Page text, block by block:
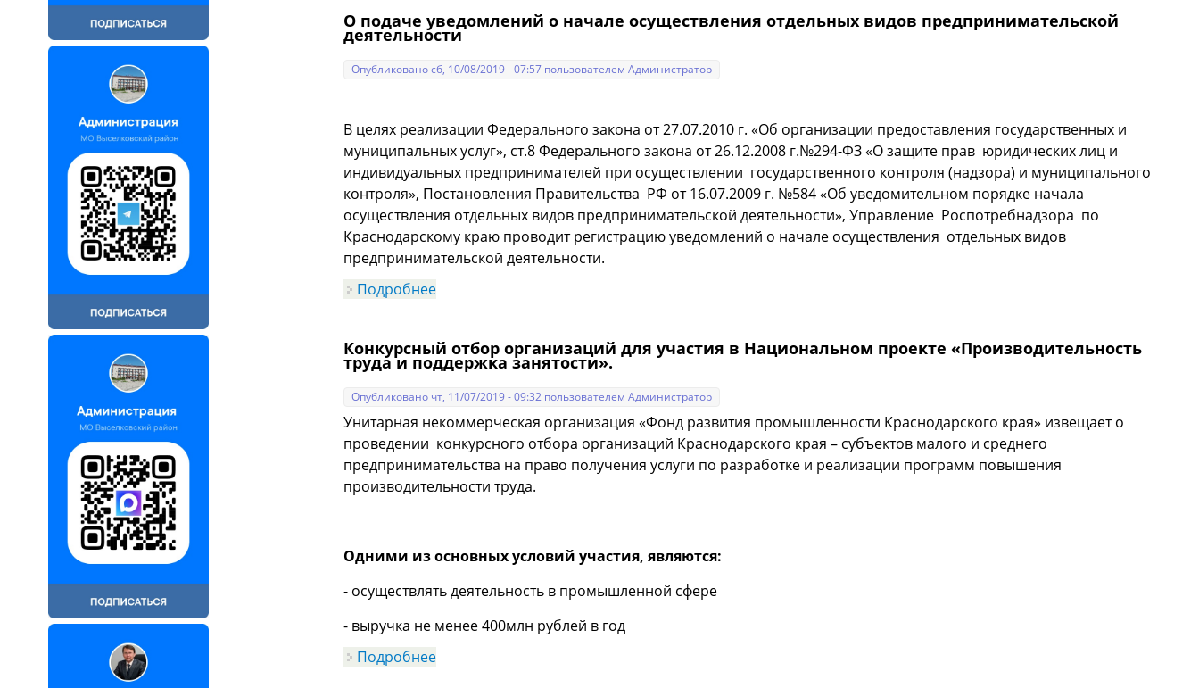
О подаче уведомлений о начале осуществления отдельных видов предпринимательской
деятельности
Опубликовано сб, 10/08/2019 - 07:57 пользователемАдминистратор
В целях реализации Федерального закона от 27.07.2010 г. «Об организации предоставления государственных и
муниципальных услуг», ст.8 Федерального закона от 26.12.2008 г.№294-ФЗ «О защите прав юридических лиц и
индивидуальных предпринимателей при осуществлении государственного контроля (надзора) и муниципального
контроля», Постановления Правительства РФ от 16.07.2009 г. №584 «Об уведомительном порядке начала
осуществления отдельных видов предпринимательской деятельности», Управление Роспотребнадзора по
Краснодарскому краю проводит регистрацию уведомлений о начале осуществления отдельных видов
предпринимательской деятельности.
Подробнее
Конкурсный отбор организаций для участия в Национальном проекте «Производительность
труда и поддержка занятости».
Опубликовано чт, 11/07/2019 - 09:32 пользователемАдминистратор
Унитарная некоммерческая организация «Фонд развития промышленности Краснодарского края» извещает о
проведении конкурсного отбора организаций Краснодарского края – субъектов малого и среднего
предпринимательства на право получения услуги по разработке и реализации программ повышения
производительности труда.
Одними из основных условий участия, являются:
- осуществлять деятельность в промышленной сфере
- выручка не менее 400млн рублей в год
Подробнее